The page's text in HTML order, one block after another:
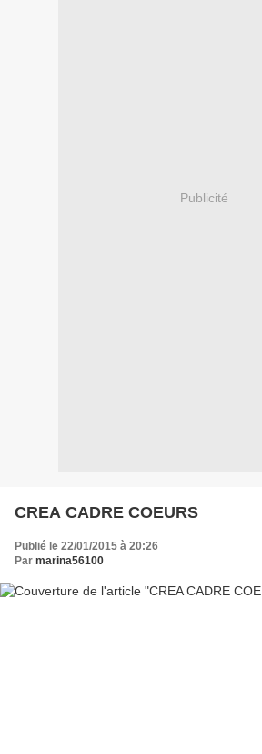
Publicité
CREA CADRE COEURS
Publié le 22/01/2015 à 20:26
Par marina56100